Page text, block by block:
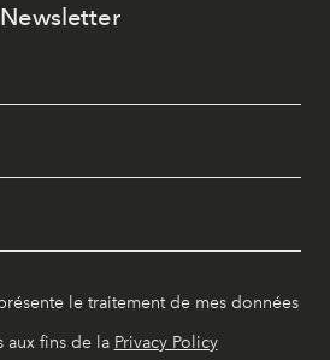
Newsletter
le traitement de mes données
aux fins de la Privacy Policy